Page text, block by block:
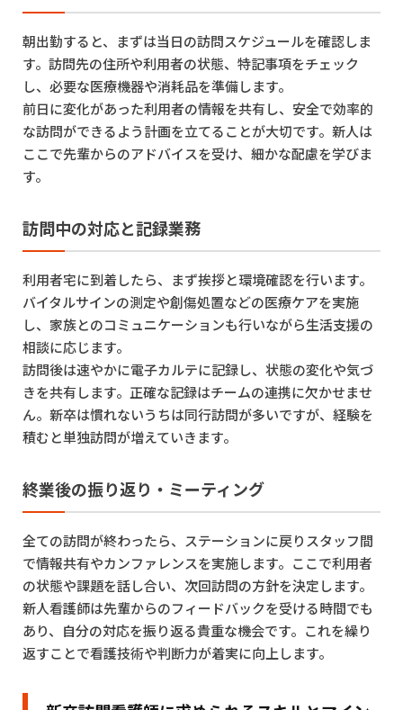
朝出勤すると、まずは当日の訪問スケジュールを確認しま
す。訪問先の住所や利用者の状態、特記事項をチェック
し、必要な医療機器や消耗品を準備します。
前日に変化があった利用者の情報を共有し、安全で効率的
な訪問ができるよう計画を立てることが大切です。新人は
ここで先輩からのアドバイスを受け、細かな配慮を学びま
す。
訪問中の対応と記録業務
利用者宅に到着したら、まず挨拶と環境確認を行います。
バイタルサインの測定や創傷処置などの医療ケアを実施
し、家族とのコミュニケーションも行いながら生活支援の
相談に応じます。
訪問後は速やかに電子カルテに記録し、状態の変化や気づ
きを共有します。正確な記録はチームの連携に欠かせませ
ん。新卒は慣れないうちは同行訪問が多いですが、経験を
積むと単独訪問が増えていきます。
終業後の振り返り・ミーティング
全ての訪問が終わったら、ステーションに戻りスタッフ間
で情報共有やカンファレンスを実施します。ここで利用者
の状態や課題を話し合い、次回訪問の方針を決定します。
新人看護師は先輩からのフィードバックを受ける時間でも
あり、自分の対応を振り返る貴重な機会です。これを繰り
返すことで看護技術や判断力が着実に向上します。